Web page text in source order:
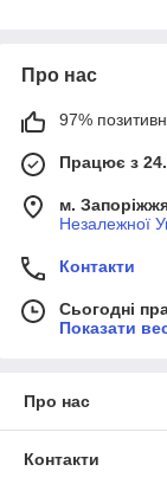
ЛЬОНОВЕ
Льон-не тільки
властивості
дію на волосся
Про нас
97%
Працює з
м.
Незалежної
Контакти
Сьогодні
Показати
Про нас
Контакти